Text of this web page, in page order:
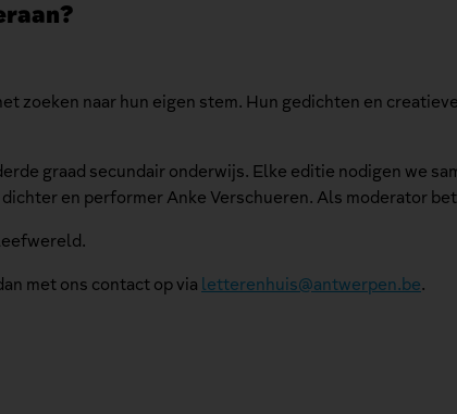
zoeken naar hun eigen stem. Hun gedichten en
graad secundair onderwijs. Elke editie nodigen we
en performer Anke Verschueren. Als moderator
met ons contact op via letterenhuis@antwerpen.be.